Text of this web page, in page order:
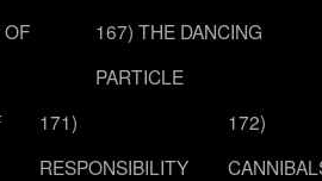
167) THE DANCING
PARTICLE
171)
RESPONSIBILITY
172)